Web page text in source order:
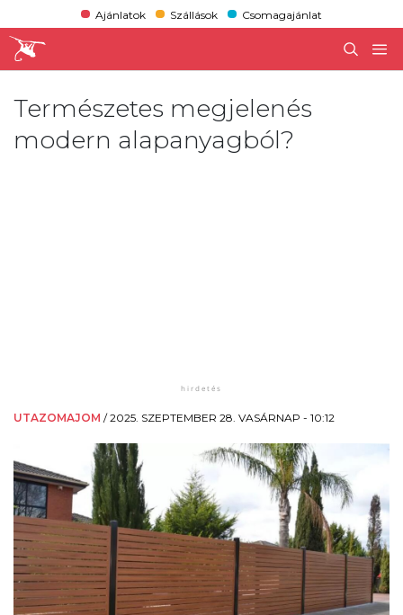
Ajánlatok Szállások Csomagajánlat
Természetes megjelenés
modern alapanyagból?
UTAZOMAJOM /2025. SZEPTEMBER 28. VASÁRNAP - 10:12